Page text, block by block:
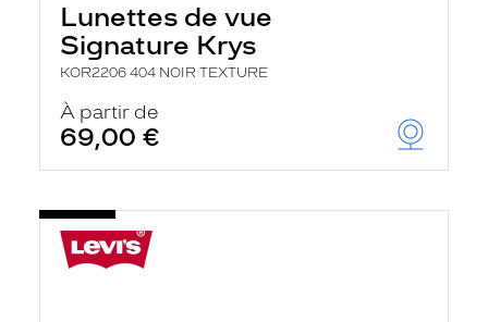
Lunettes de vue
Signature Krys
KOR2206 404 NOIR TEXTURE
À partir de
69,00 €